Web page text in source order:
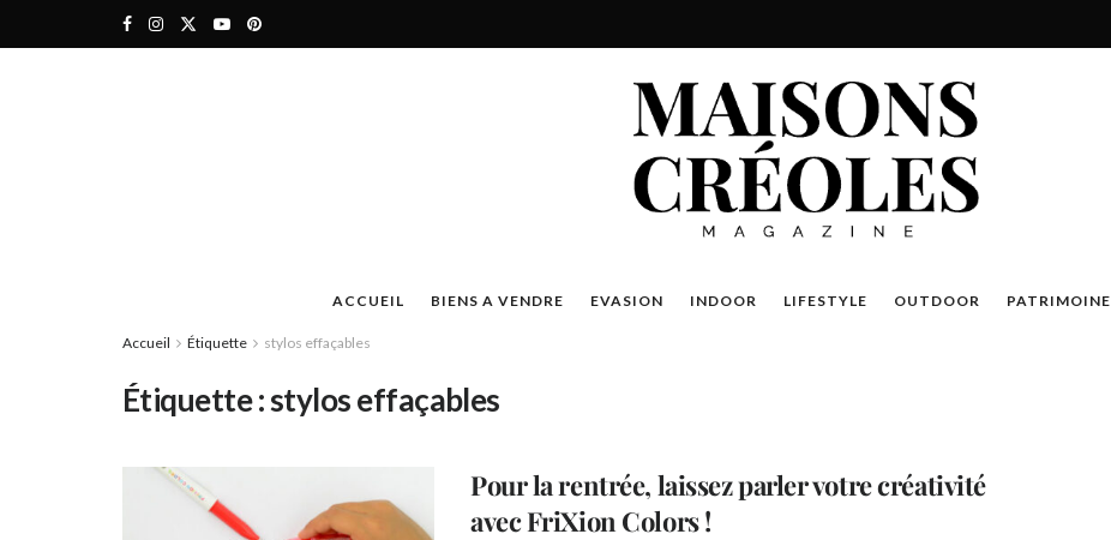
ACCUEIL BIENS A VENDRE EVASION INDOOR LIFESTYLE OUTDOOR PATRIMOINE
Accueil Étiquette stylos effaçables
Étiquette :stylos effaçables
Pour la rentrée, laissez parler votre créativité
avec FriXion Colors !